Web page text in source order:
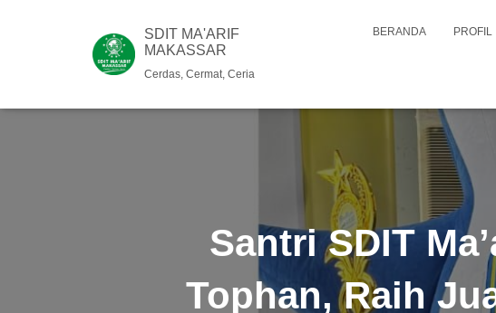
SDIT MA'ARIF
MAKASSAR
Cerdas, Cermat, Ceria
BERANDA PROFIL
Santri SDIT
Tophan, Raih